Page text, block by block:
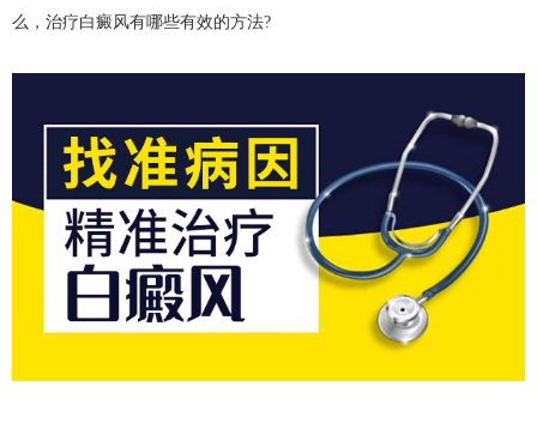
么，治疗白癜风有哪些有效的方法?